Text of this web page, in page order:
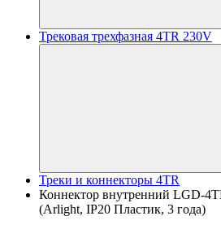
Трековая трехфазная 4TR 230V
Треки и коннекторы 4TR
Коннектор внутренний LGD-
(Arlight, IP20 Пластик, 3 года)